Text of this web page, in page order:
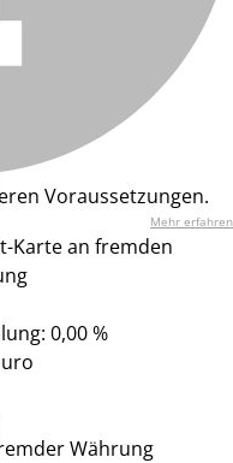
Voraussetzungen.
Mehr erfahren
Karte an fremden
0,00 %
Währung